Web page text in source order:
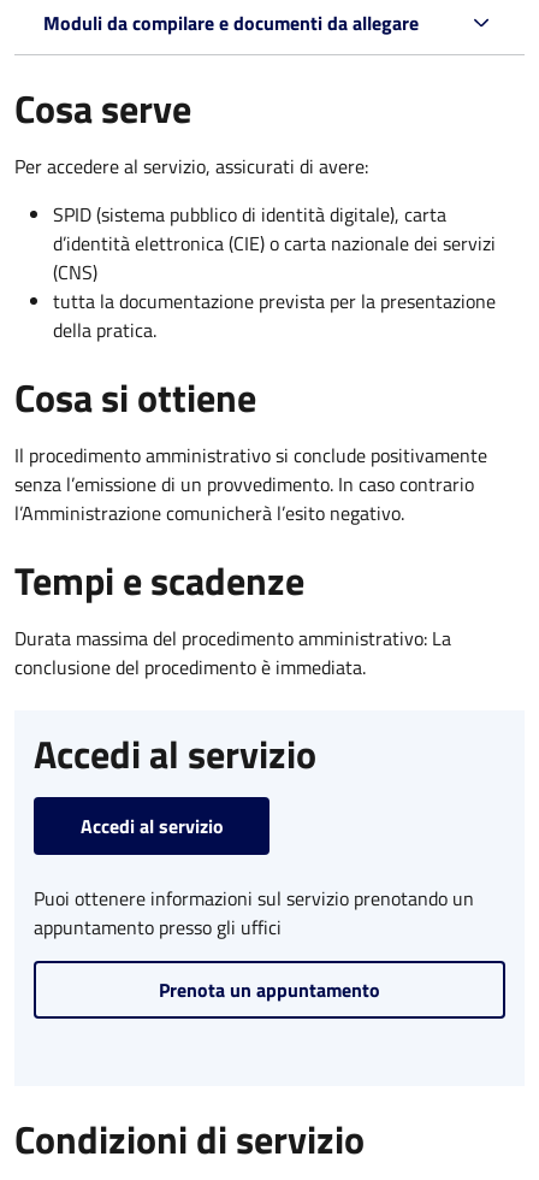
Moduli da compilare e documenti da allegare
Cosa serve
Per accedere al servizio, assicurati di avere:
SPID (sistema pubblico di identità digitale), carta
d’identità elettronica (CIE) o carta nazionale dei servizi
(CNS)
tutta la documentazione prevista per la presentazione
della pratica.
Cosa si ottiene
Il procedimento amministrativo si conclude positivamente
senza l’emissione di un provvedimento. In caso contrario
l’Amministrazione comunicherà l’esito negativo.
Tempi e scadenze
Durata massima del procedimento amministrativo: La
conclusione del procedimento è immediata.
Accedi al servizio
Accedi al servizio
Puoi ottenere informazioni sul servizio prenotando un
appuntamento presso gli uffici
Prenota un appuntamento
Condizioni di servizio